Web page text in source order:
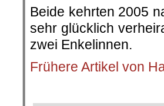
Beide kehrten 2005
sehr glücklich
zwei Enkelinnen.
Frühere Artikel von